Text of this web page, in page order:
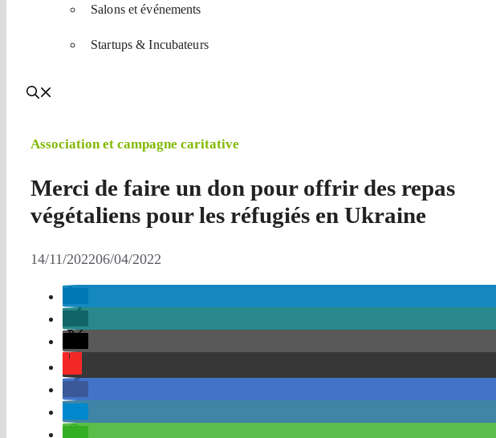
Salons et événements
Startups & Incubateurs
Association et campagne caritative
Merci de faire un don pour offrir des repas
végétaliens pour les réfugiés en Ukraine
14/11/202206/04/2022